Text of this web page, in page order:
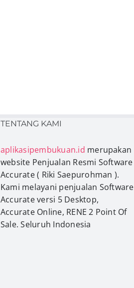
TENTANG KAMI
aplikasipembukuan.id merupakan
website Penjualan Resmi Software
Accurate ( Riki Saepurohman ).
Kami melayani penjualan Software
Accurate versi 5 Desktop,
Accurate Online, RENE 2 Point Of
Sale. Seluruh Indonesia